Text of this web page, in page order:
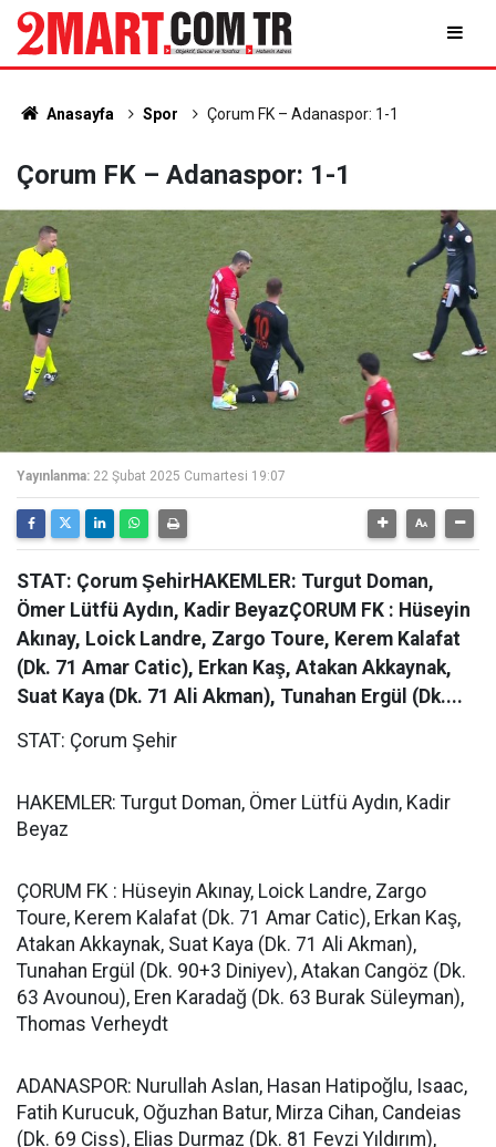
Anasayfa Spor Çorum FK – Adanaspor: 1-1
Çorum FK – Adanaspor: 1-1
Yayınlanma: 22 Şubat 2025 Cumartesi 19:07
STAT: Çorum ŞehirHAKEMLER: Turgut Doman,
Ömer Lütfü Aydın, Kadir BeyazÇORUM FK : Hüseyin
Akınay, Loick Landre, Zargo Toure, Kerem Kalafat
(Dk. 71 Amar Catic), Erkan Kaş, Atakan Akkaynak,
Suat Kaya (Dk. 71 Ali Akman), Tunahan Ergül (Dk....
STAT: Çorum Şehir
HAKEMLER: Turgut Doman, Ömer Lütfü Aydın, Kadir
Beyaz
ÇORUM FK : Hüseyin Akınay, Loick Landre, Zargo
Toure, Kerem Kalafat (Dk. 71 Amar Catic), Erkan Kaş,
Atakan Akkaynak, Suat Kaya (Dk. 71 Ali Akman),
Tunahan Ergül (Dk. 90+3 Diniyev), Atakan Cangöz (Dk.
63 Avounou), Eren Karadağ (Dk. 63 Burak Süleyman),
Thomas Verheydt
ADANASPOR: Nurullah Aslan, Hasan Hatipoğlu, Isaac,
Fatih Kurucuk, Oğuzhan Batur, Mirza Cihan, Candeias
(Dk. 69 Ciss), Elias Durmaz (Dk. 81 Fevzi Yıldırım),